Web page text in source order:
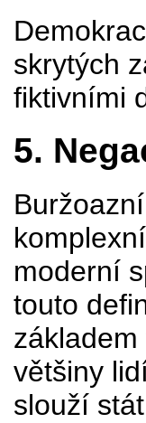
skrytých
fiktivními
5.
moderní
touto
většiny
slouží